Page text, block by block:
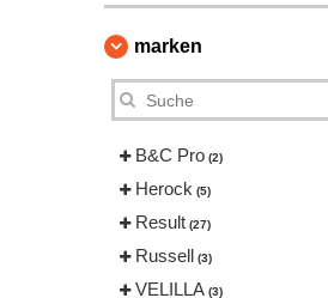
marken
B&C Pro (2)
Herock (5)
Result (27)
Russell (3)
VELILLA (3)